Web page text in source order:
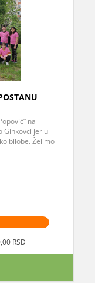
na
Ginkovci jer u
bilobe. Želimo
RSD